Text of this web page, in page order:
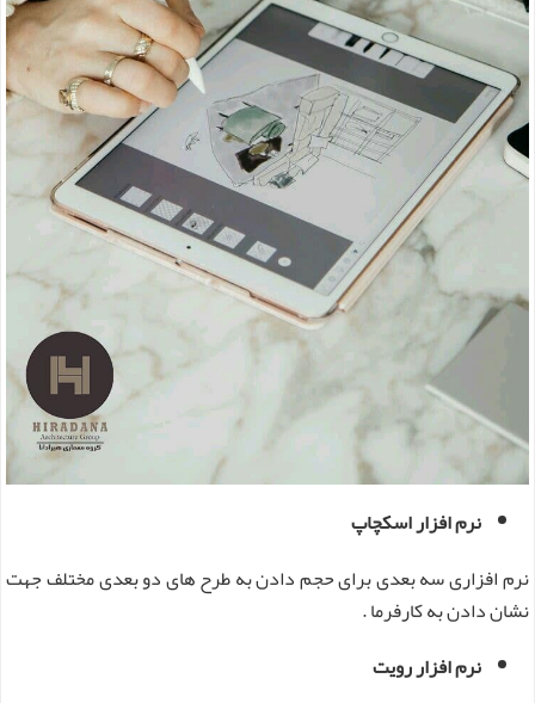
نرم افزار اسکچاپ
نرم افزاری سه بعدی برای حجم دادن به طرح های دو بعدی مختلف جهت
نشان دادن به کارفرما .
نرم افزار رویت